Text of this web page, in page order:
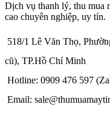
Dịch vụ thanh lý, thu mua
cao chuyên nghiệp, uy tín.
518/1 Lê Văn Thọ,
cũ), TP.Hồ Chí Minh
Hotline: 0909 476 597
Email: